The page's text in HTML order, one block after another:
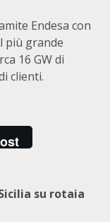
Endesa con
più grande
16 GW di
clienti.
su rotaia